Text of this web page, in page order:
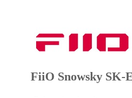
FiiO Snowsky